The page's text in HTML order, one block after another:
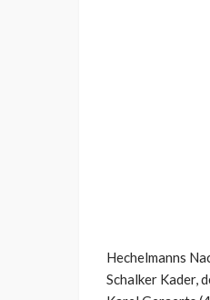
Hechelmanns
Schalker Kader,